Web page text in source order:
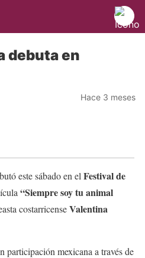
debuta en
Hace 3 meses
este sábado en el Festival de
“Siempre soy tu animal
costarricenseValentina
participación mexicana a través de